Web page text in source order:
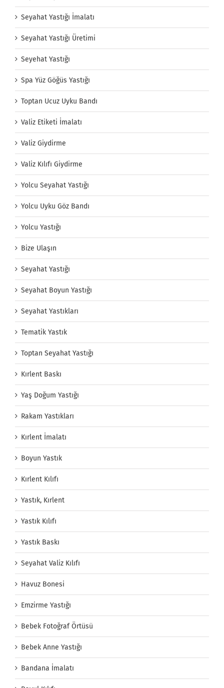
Seyahat Yastığı İmalatı
Seyahat Yastığı Üretimi
Seyehat Yastığı
Spa Yüz Göğüs Yastığı
Toptan Ucuz Uyku Bandı
Valiz Etiketi İmalatı
Valiz Giydirme
Valiz Kılıfı Giydirme
Yolcu Seyahat Yastığı
Yolcu Uyku Göz Bandı
Yolcu Yastığı
Bize Ulaşın
Seyahat Yastığı
Seyahat Boyun Yastığı
Seyahat Yastıkları
Tematik Yastık
Toptan Seyahat Yastığı
Kırlent Baskı
Yaş Doğum Yastığı
Rakam Yastıkları
Kırlent İmalatı
Boyun Yastık
Kırlent Kılıfı
Yastık, Kırlent
Yastık Kılıfı
Yastık Baskı
Seyahat Valiz Kılıfı
Havuz Bonesi
Emzirme Yastığı
Bebek Fotoğraf Örtüsü
Bebek Anne Yastığı
Bandana İmalatı